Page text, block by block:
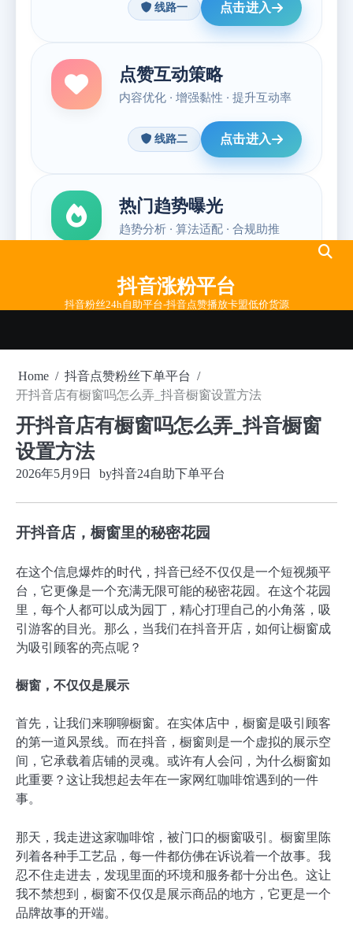
抖音涨粉平台
抖音粉丝24h自助平台-抖音点赞播放卡盟低价货源
Home
抖音点赞粉丝下单平台
开抖音店有橱窗吗怎么弄_抖音橱窗设置方法
开抖音店有橱窗吗怎么弄_抖音橱窗
设置方法
2026年5月9日 by抖音24自助下单平台
开抖音店，橱窗里的秘密花园
在这个信息爆炸的时代，抖音已经不仅仅是一个短视频平
台，它更像是一个充满无限可能的秘密花园。在这个花园
里，每个人都可以成为园丁，精心打理自己的小角落，吸
引游客的目光。那么，当我们在抖音开店，如何让橱窗成
为吸引顾客的亮点呢？
橱窗，不仅仅是展示
首先，让我们来聊聊橱窗。在实体店中，橱窗是吸引顾客
的第一道风景线。而在抖音，橱窗则是一个虚拟的展示空
间，它承载着店铺的灵魂。或许有人会问，为什么橱窗如
此重要？这让我想起去年在一家网红咖啡馆遇到的一件
事。
那天，我走进这家咖啡馆，被门口的橱窗吸引。橱窗里陈
列着各种手工艺品，每一件都仿佛在诉说着一个故事。我
忍不住走进去，发现里面的环境和服务都十分出色。这让
我不禁想到，橱窗不仅仅是展示商品的地方，它更是一个
品牌故事的开端。